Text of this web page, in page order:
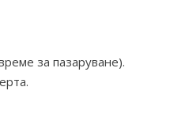
за пазаруване).